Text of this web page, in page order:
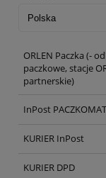
ORLEN Paczka (-
paczkowe, stacje
partnerskie)
InPost
KURIER InPost
KURIER DPD